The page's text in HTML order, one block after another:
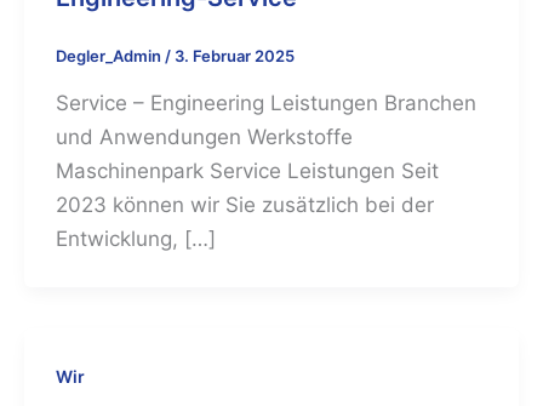
Degler_Admin / 3. Februar 2025
Service – Engineering Leistungen Branchen
und Anwendungen Werkstoffe
Maschinenpark Service Leistungen Seit
2023 können wir Sie zusätzlich bei der
Entwicklung, […]
Wir